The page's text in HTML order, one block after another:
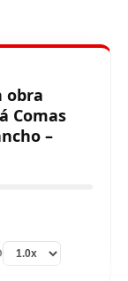
obra
Comas
–